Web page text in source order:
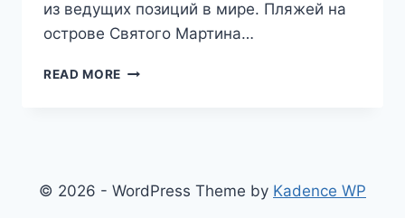
из ведущих позиций в мире. Пляжей на
острове Святого Мартина…
READ MORE ЛУЧШИЕ
ОСТРОВА)
© 2026 - WordPress Theme by Kadence WP